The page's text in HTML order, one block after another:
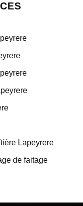
Lapeyrere
de faitage